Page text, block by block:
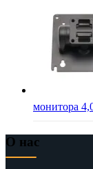
монитора
О нас